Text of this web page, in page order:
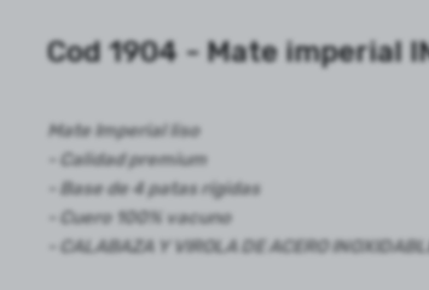
Cod 1904 - Mate imperial
Mate Imperial liso
- Calidad premium
- Base de 4 patas rígidas
- Cuero 100% vacuno
- CALABAZA Y VIROLA DE ACERO